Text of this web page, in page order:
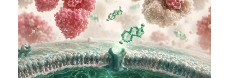
Tiếng Việt
Tagalog
ไทย
ဗမာစာ